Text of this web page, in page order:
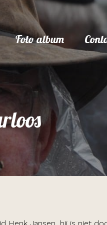
Foto album